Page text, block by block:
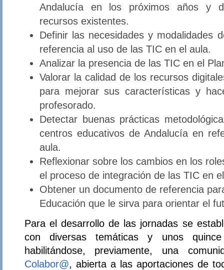
Andalucía en los próximos años y
recursos existentes.
Definir las necesidades y modalidades
referencia al uso de las TIC en el aula.
Analizar la presencia de las TIC en el
Valorar la calidad de los recursos
para mejorar sus características y
profesorado.
Detectar buenas prácticas
centros educativos de Andalucía en
aula.
Reflexionar sobre los cambios en los
el proceso de integración de las TIC en
Obtener un documento de referencia
Educación que le sirva para orientar el
Para el desarrollo de las jornadas se
con diversas temáticas y unos quince
habilitándose, previamente, una
Colabor@ , abierta a las aportaciones de